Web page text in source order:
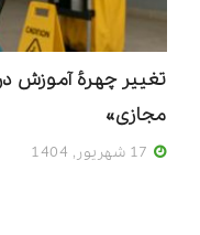
تغییر چهرۀ آموزش
مجازی»